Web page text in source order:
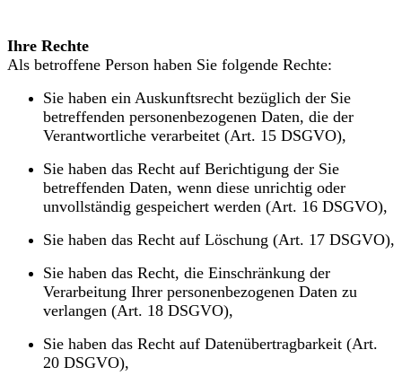
Ihre Rechte
Als betroffene Person haben Sie folgende Rechte:
Sie haben ein Auskunftsrecht bezüglich der Sie
betreffenden personenbezogenen Daten, die der
Verantwortliche verarbeitet (Art. 15 DSGVO),
Sie haben das Recht auf Berichtigung der Sie
betreffenden Daten, wenn diese unrichtig oder
unvollständig gespeichert werden (Art. 16 DSGVO),
Sie haben das Recht auf Löschung (Art. 17 DSGVO),
Sie haben das Recht, die Einschränkung der
Verarbeitung Ihrer personenbezogenen Daten zu
verlangen (Art. 18 DSGVO),
Sie haben das Recht auf Datenübertragbarkeit (Art.
20 DSGVO),